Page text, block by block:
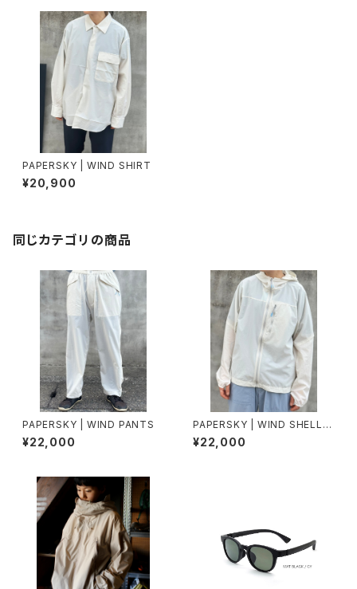
PAPERSKY | WIND SHIRT
¥20,900
同じカテゴリの商品
PAPERSKY | WIND PANTS
¥22,000
PAPERSKY | WIND SHELL H
OODIE
¥22,000